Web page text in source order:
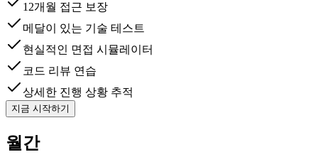
12개월 접근 보장
메달이 있는 기술 테스트
현실적인 면접 시뮬레이터
코드 리뷰 연습
상세한 진행 상황 추적
지금 시작하기
월간